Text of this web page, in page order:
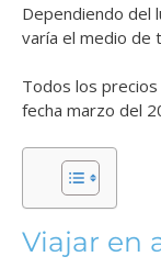
Dependiendo del
varía el medio de
Todos los
fecha marzo del
Viajar en